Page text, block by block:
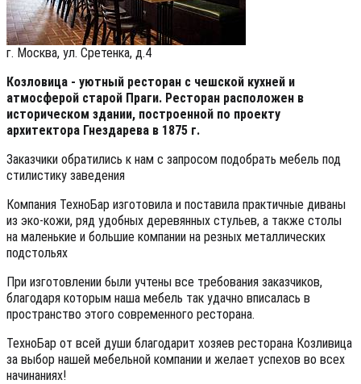
г. Москва, ул. Сретенка, д.4
Козловица - уютный ресторан с чешской кухней и
атмосферой старой Праги. Ресторан расположен в
историческом здании, построенной по проекту
архитектора Гнездарева в 1875 г.
Заказчики обратились к нам с запросом подобрать мебель под
стилистику заведения
Компания ТехноБар изготовила и поставила практичные диваны
из эко-кожи, ряд удобных деревянных стульев, а также столы
на маленькие и большие компании на резных металлических
подстольях
При изготовлении были учтены все требования заказчиков,
благодаря которым наша мебель так удачно вписалась в
пространство этого современного ресторана.
ТехноБар от всей души благодарит хозяев ресторана Козливица
за выбор нашей мебельной компании и желает успехов во всех
начинаниях!